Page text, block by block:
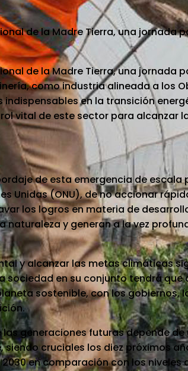
de la Madre Tierra, una jornada
de la Madre Tierra, una jornada
como industria alineada a los
en la transición
vital de este sector para alcanzar
de esta emergencia de
Unidas (ONU), de no accionar
los logros en materia de
y generan a la vez
y alcanzar las metas climáticas
en su conjunto tendrá que
sostenible, con los gobiernos,
las generaciones futuras depende
cruciales los diez próximos
en comparación con los niveles